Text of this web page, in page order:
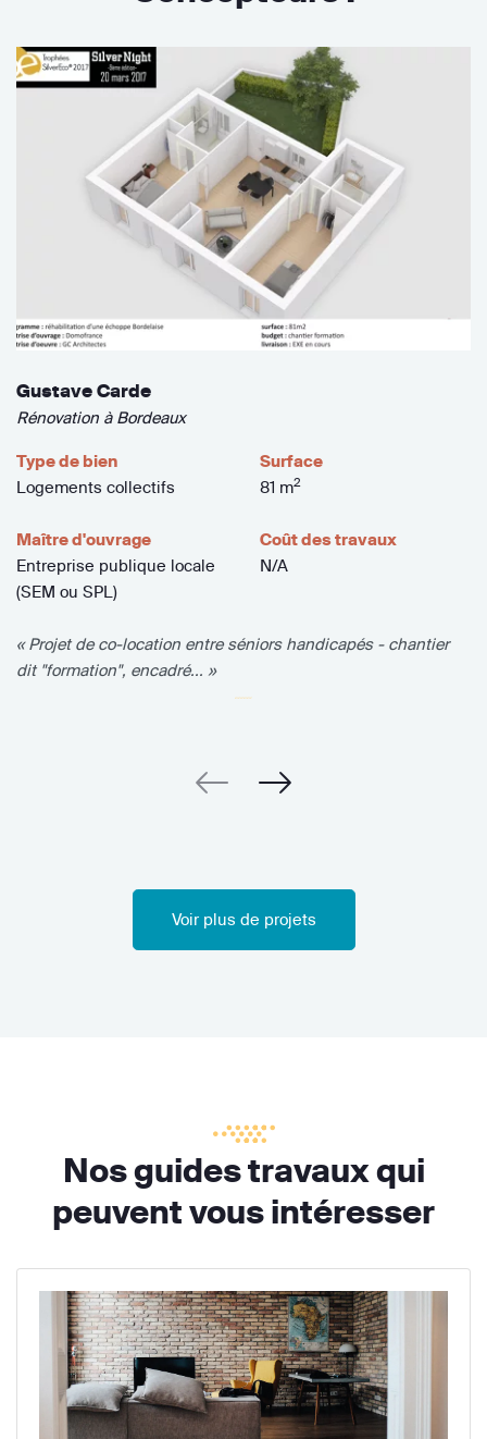
Gustave Carde
Rénovation à Bordeaux
Type de bien
Logements collectifs
Surface
81 m2
Maître d'ouvrage
Entreprise publique locale
(SEM ou SPL)
Coût des travaux
N/A
« Projet de co-location entre séniors handicapés - chantier
dit "formation", encadré... »
Voir plus de projets
Nos guides travaux qui
peuvent vous intéresser